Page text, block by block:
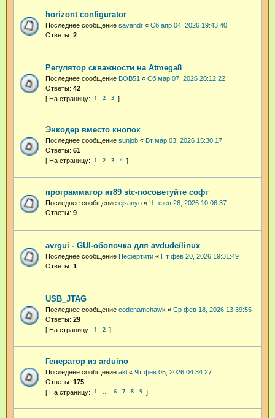
horizont configurator
Последнее сообщение savandr « Сб апр 04, 2026 19:43:40
Ответы: 2
Регулятор скважности на Atmega8
Последнее сообщение BOB51 « Сб мар 07, 2026 20:12:22
Ответы: 42
1 2 3
Энкодер вместо кнопок
Последнее сообщение sunjob « Вт мар 03, 2026 15:30:17
Ответы: 61
1 2 3 4
программатор ат89 stc-посоветуйте софт
Последнее сообщение ejsanyo « Чт фев 26, 2026 10:06:37
Ответы: 9
avrgui - GUI-оболочка для avdude/linux
Последнее сообщение Нефертити « Пт фев 20, 2026 19:31:49
Ответы: 1
USB_JTAG
Последнее сообщение codenamehawk « Ср фев 18, 2026 13:39:55
Ответы: 29
1 2
Генератор из arduino
Последнее сообщение akl « Чт фев 05, 2026 04:34:27
Ответы: 175
1 6 7 8 9